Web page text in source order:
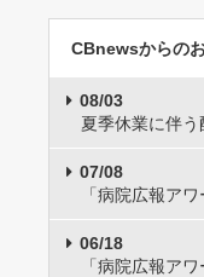
CBnewsからの
08/03
夏季休業に伴
07/08
「病院広報ア
06/18
「病院広報ア